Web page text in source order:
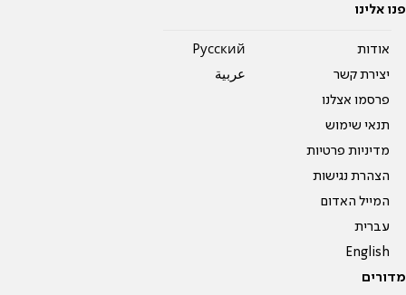
פנו אלינו
אודות
יצירת קשר
פרסמו אצלנו
תנאי שימוש
מדיניות פרטיות
הצהרת נגישות
המייל האדום
עברית
English
Pусский
عربية
מדורים